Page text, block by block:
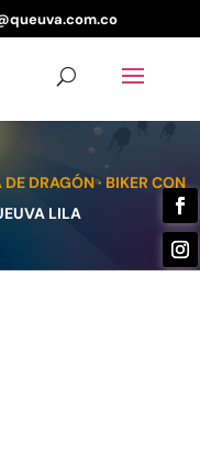
DRAGÓN · BIKER CON
LILA